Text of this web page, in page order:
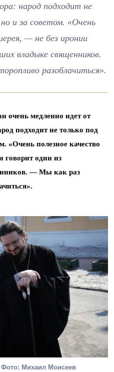
народ подходит не
но и за советом. «Очень
— не без иронии
владыке священников.
разоблачиться».
очень медленно идет от
подходит не только под
«Очень полезное качество
говорит один из
— Мы как раз
Михаил Моисеев